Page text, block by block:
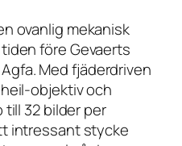
ovanlig mekanisk
före Gevaerts
Med fjäderdriven
objektiv och
32 bilder per
intressant stycke